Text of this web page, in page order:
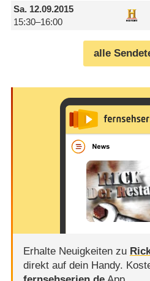
Sa.12.09.2015
15:30–16:00
alle
Erhalte Neuigkeiten zu
direkt auf dein Handy.